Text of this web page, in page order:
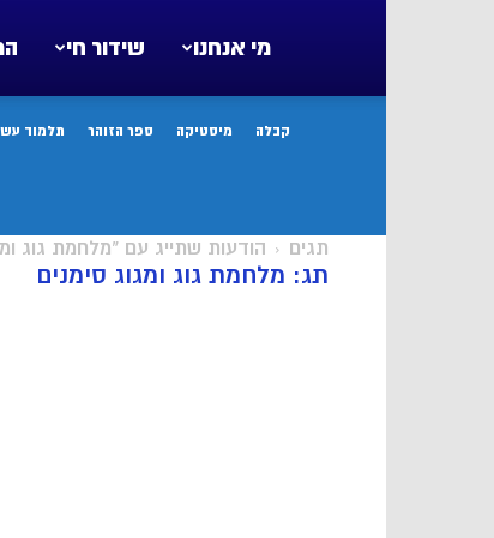
שידור חי מי אנחנו
קבלה מיסטיקה ספר הזוהר תלמוד
תגים הודעות שתייג עם "מלחמת גוג
תג: מלחמת גוג ומגוג סימנים